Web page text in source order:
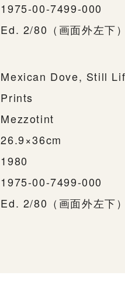
1975-00-7499-000
Ed. 2/80（画面外左下）
Mexican Dove, Still
Prints
Mezzotint
26.9×36cm
1980
1975-00-7499-000
Ed. 2/80（画面外左下）